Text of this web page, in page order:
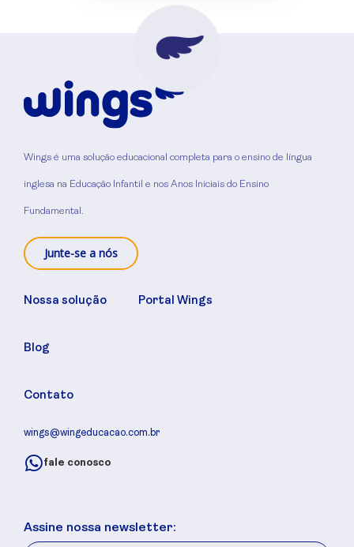
Wings é uma solução educacional completa para o ensino de língua
inglesa na Educação Infantil e nos Anos Iniciais do Ensino
Fundamental.
Junte-se a nós
Nossa solução
Blog
Contato
Portal Wings
wings@wingeducacao.com.br
fale conosco
Assine nossa newsletter: